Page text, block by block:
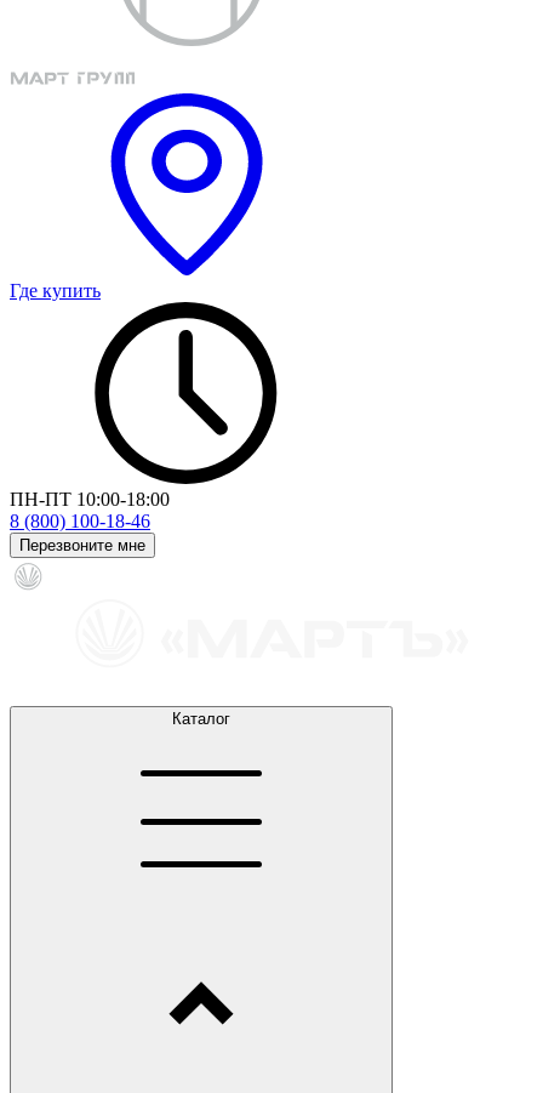
Где купить
ПН-ПТ 10:00-18:00
8 (800) 100-18-46
Перезвоните мне
Каталог